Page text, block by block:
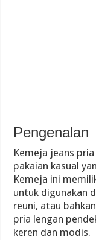
Pengenalan
Kemeja jeans
pakaian kasual
Kemeja ini
untuk digunakan
reuni, atau
pria lengan
keren dan modis.